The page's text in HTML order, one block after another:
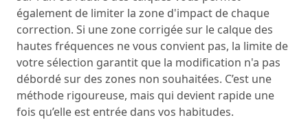
également de limiter la zone d'impact de chaque
correction. Si une zone corrigée sur le calque des
hautes fréquences ne vous convient pas, la limite de
votre sélection garantit que la modification n'a pas
débordé sur des zones non souhaitées. C’est une
méthode rigoureuse, mais qui devient rapide une
fois qu’elle est entrée dans vos habitudes.